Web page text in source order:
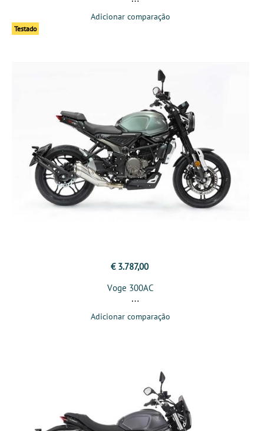
Adicionar comparação
Testado
€ 3.787,00
Voge 300AC
Adicionar comparação